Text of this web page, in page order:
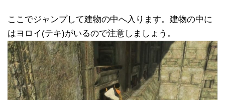
ここでジャンプして建物の中へ入ります。建物の中に
はヨロイ(テキ)がいるので注意しましょう。